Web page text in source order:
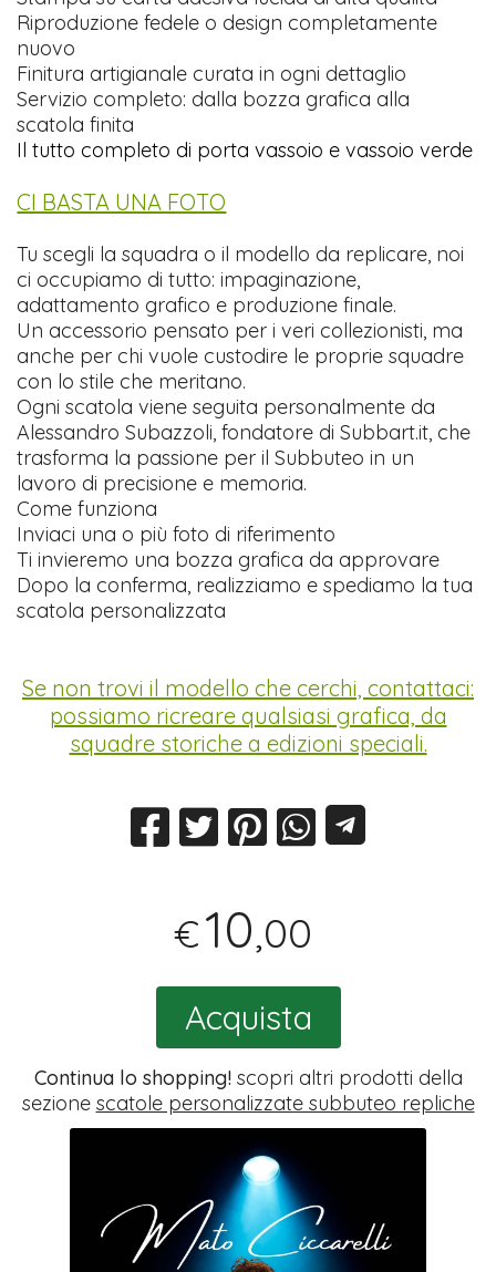
Riproduzione fedele o design completamente
nuovo
Finitura artigianale curata in ogni dettaglio
Servizio completo: dalla bozza grafica alla
scatola finita
Il tutto completo di porta vassoio e vassoio verde
CI BASTA UNA FOTO
Tu scegli la squadra o il modello da replicare, noi
ci occupiamo di tutto: impaginazione,
adattamento grafico e produzione finale.
Un accessorio pensato per i veri collezionisti, ma
anche per chi vuole custodire le proprie squadre
con lo stile che meritano.
Ogni scatola viene seguita personalmente da
Alessandro Subazzoli, fondatore di Subbart.it, che
trasforma la passione per il Subbuteo in un
lavoro di precisione e memoria.
Come funziona
Inviaci una o più foto di riferimento
Ti invieremo una bozza grafica da approvare
Dopo la conferma, realizziamo e spediamo la tua
scatola personalizzata
Se non trovi il modello che cerchi, contattaci:
possiamo ricreare qualsiasi grafica, da
squadre storiche a edizioni speciali.
€10,00
Acquista
Continua lo shopping!scopri altri prodotti della
sezione scatole personalizzate subbuteo repliche